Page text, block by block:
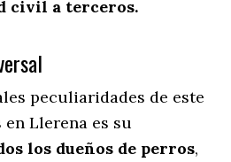
civil a terceros.
peculiaridades de este
Llerena es su
los dueños de perros,